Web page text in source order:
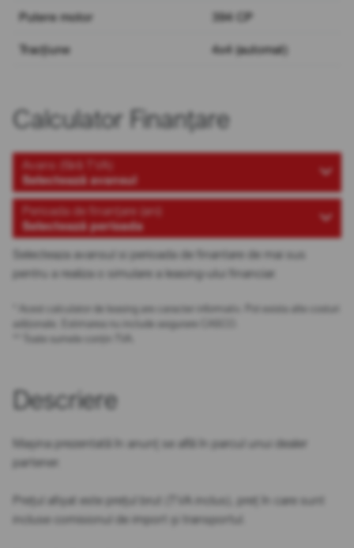
Putere motor 394 CP
Tracțiune 4x4 (automat)
Calculator Finanțare
Avans (fără TVA)
Selectează avansul
Perioada de finanțare (ani)
Selectează perioada
Selecteaza avansul si perioada de finantare de mai sus
pentru a realiza o simulare a leasing-ului financiar.
* Acest calculator de leasing are caracter informativ. Pot exista alte costuri
adiționale. Estimarea nu include asigurare CASCO.
** Toate sumele conțin TVA.
Descriere
Mașina prezentată în anunț se află în parcul unui dealer
partener.
Prețul afișat este prețul brut (TVA inclus), preț în care sunt
incluse comisionul de import și transportul.